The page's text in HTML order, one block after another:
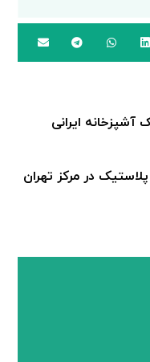
ایرانی
در مرکز تهران